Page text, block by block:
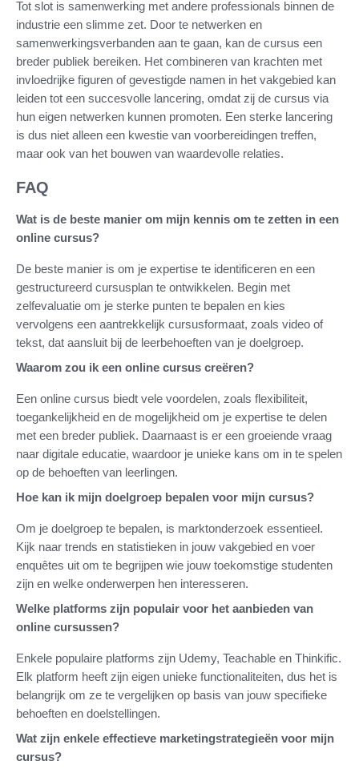
Tot slot is samenwerking met andere professionals binnen de
industrie een slimme zet. Door te netwerken en
samenwerkingsverbanden aan te gaan, kan de cursus een
breder publiek bereiken. Het combineren van krachten met
invloedrijke figuren of gevestigde namen in het vakgebied kan
leiden tot een succesvolle lancering, omdat zij de cursus via
hun eigen netwerken kunnen promoten. Een sterke lancering
is dus niet alleen een kwestie van voorbereidingen treffen,
maar ook van het bouwen van waardevolle relaties.
FAQ
Wat is de beste manier om mijn kennis om te zetten in een
online cursus?
De beste manier is om je expertise te identificeren en een
gestructureerd cursusplan te ontwikkelen. Begin met
zelfevaluatie om je sterke punten te bepalen en kies
vervolgens een aantrekkelijk cursusformaat, zoals video of
tekst, dat aansluit bij de leerbehoeften van je doelgroep.
Waarom zou ik een online cursus creëren?
Een online cursus biedt vele voordelen, zoals flexibiliteit,
toegankelijkheid en de mogelijkheid om je expertise te delen
met een breder publiek. Daarnaast is er een groeiende vraag
naar digitale educatie, waardoor je unieke kans om in te spelen
op de behoeften van leerlingen.
Hoe kan ik mijn doelgroep bepalen voor mijn cursus?
Om je doelgroep te bepalen, is marktonderzoek essentieel.
Kijk naar trends en statistieken in jouw vakgebied en voer
enquêtes uit om te begrijpen wie jouw toekomstige studenten
zijn en welke onderwerpen hen interesseren.
Welke platforms zijn populair voor het aanbieden van
online cursussen?
Enkele populaire platforms zijn Udemy, Teachable en Thinkific.
Elk platform heeft zijn eigen unieke functionaliteiten, dus het is
belangrijk om ze te vergelijken op basis van jouw specifieke
behoeften en doelstellingen.
Wat zijn enkele effectieve marketingstrategieën voor mijn
cursus?